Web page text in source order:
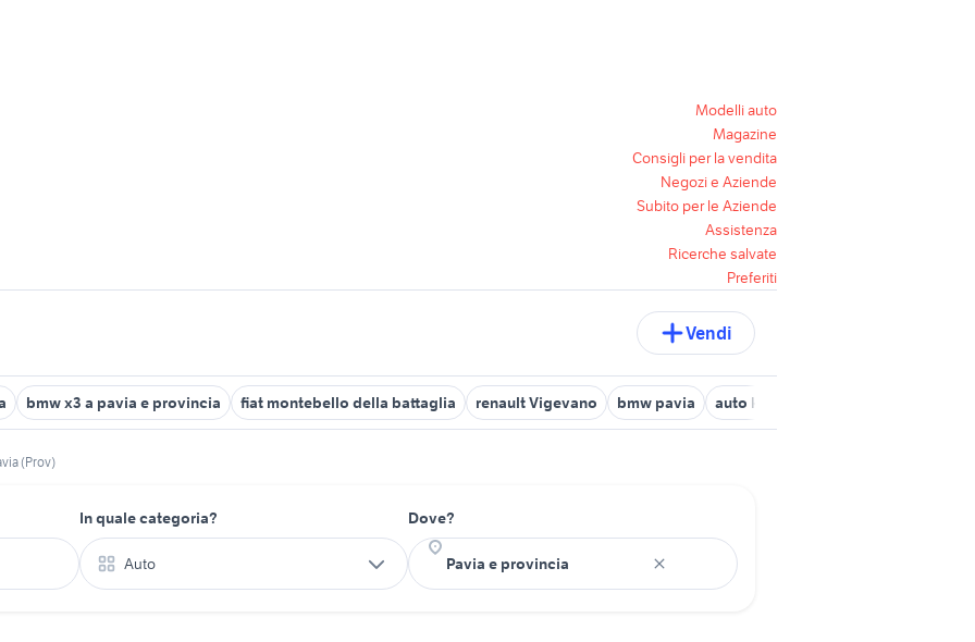
Modelli auto
Magazine
Consigli per la vendita
Negozi e Aziende
Subito per le Aziende
Assistenza
Ricerche salvate
Preferiti
Vendi
bmw x3 a pavia e provincia fiat montebello della battaglia renault Vigevano bmw pavia auto km 0 pavia e provincia
(Prov)
In quale categoria?
Auto
Dove?